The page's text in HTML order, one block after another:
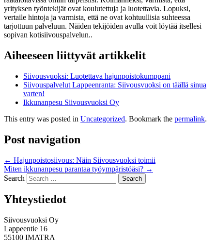
yrityksen työntekijät ovat koulutettuja ja luotettavia. Lopuksi,
vertaile hintoja ja varmista, että ne ovat kohtuullisia suhteessa
tarjottuun palveluun. Näiden tekijöiden avulla voit löytää itsellesi
sopivan kotisiivouspalvelun..
Aiheeseen liittyvät artikkelit
Siivousvuoksi: Luotettava hajunpoistokumppani
Siivouspalvelut Lappeenranta: Siivousvuoksi on täällä sinua
varten!
Ikkunanpesu Siivousvuoksi Oy
This entry was posted in Uncategorized. Bookmark the permalink.
Post navigation
← Hajunpoistosiivous: Näin Siivousvuoksi toimii
Miten ikkunanpesu parantaa työympäristöäsi? →
Search
Yhteystiedot
Siivousvuoksi Oy
Lappeentie 16
55100 IMATRA